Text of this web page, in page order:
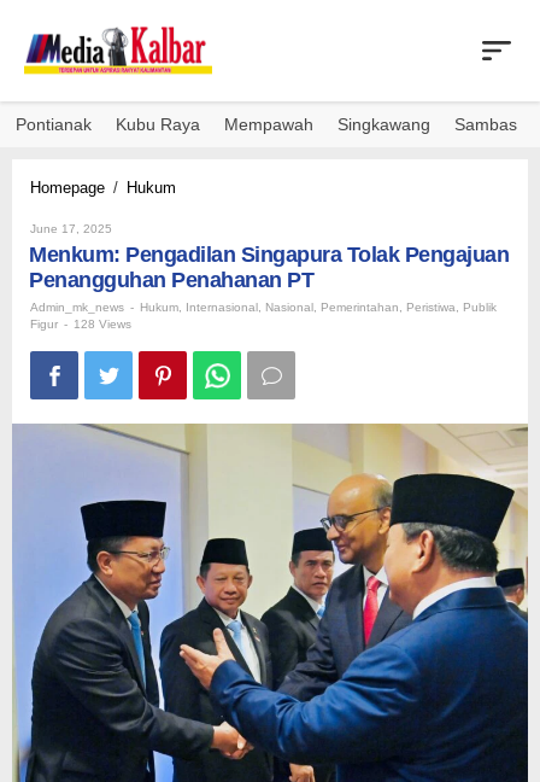
content
Pontianak Kubu Raya Mempawah Singkawang Sambas
Homepage / Hukum
Tolak
Pengajuan
Penahanan
June 17, 2025
Menkum: Pengadilan Singapura Tolak Pengajuan
Penangguhan Penahanan PT
Admin_mk_news - Hukum Internasional Nasional Pemerintahan Peristiwa
Publik
Figur - 128 Views